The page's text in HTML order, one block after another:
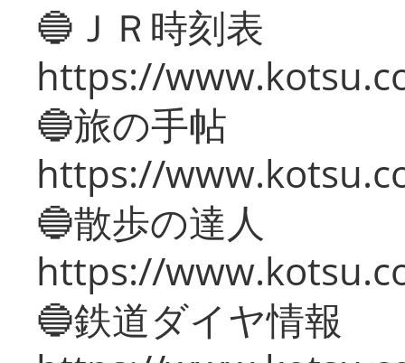
🔵ＪＲ時刻表
https://
🔵旅の手帖
https://
🔵散歩の達人
https://
🔵鉄道ダイヤ情報